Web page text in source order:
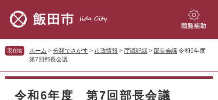
先
頭
す。
を
飛
し
閲
補
現在地 ホーム > 分類でさがす > 市政情報 > 庁議記録 > 部長会議 令和6年度
第7回部長会議
本
令和6年度 第7回部長会議